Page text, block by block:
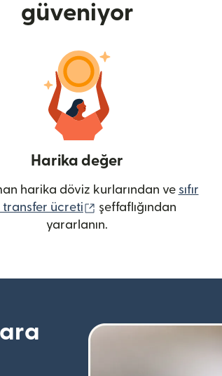
güveniyor
Harika değer
harika döviz kurlarından ve sıfır
transfer ücreti
(yeni pencerede açılır)
şeffaflığından
yararlanın.